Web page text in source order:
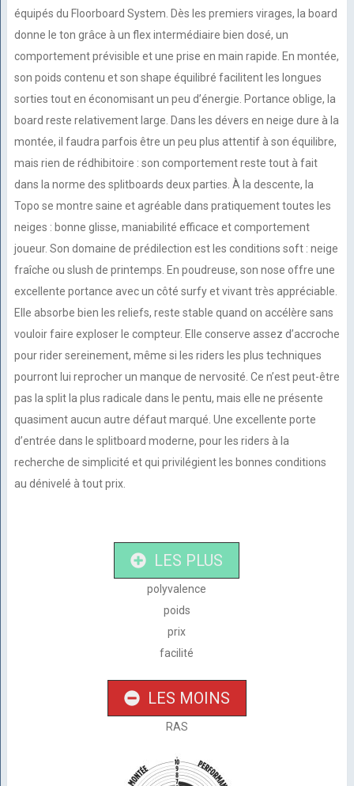
équipés du Floorboard System. Dès les premiers virages, la board
donne le ton grâce à un flex intermédiaire bien dosé, un
comportement prévisible et une prise en main rapide. En montée,
son poids contenu et son shape équilibré facilitent les longues
sorties tout en économisant un peu d’énergie. Portance oblige, la
board reste relativement large. Dans les dévers en neige dure à la
montée, il faudra parfois être un peu plus attentif à son équilibre,
mais rien de rédhibitoire : son comportement reste tout à fait
dans la norme des splitboards deux parties. À la descente, la
Topo se montre saine et agréable dans pratiquement toutes les
neiges : bonne glisse, maniabilité efficace et comportement
joueur. Son domaine de prédilection est les conditions soft : neige
fraîche ou slush de printemps. En poudreuse, son nose offre une
excellente portance avec un côté surfy et vivant très appréciable.
Elle absorbe bien les reliefs, reste stable quand on accélère sans
vouloir faire exploser le compteur. Elle conserve assez d’accroche
pour rider sereinement, même si les riders les plus techniques
pourront lui reprocher un manque de nervosité. Ce n’est peut-être
pas la split la plus radicale dans le pentu, mais elle ne présente
quasiment aucun autre défaut marqué. Une excellente porte
d’entrée dans le splitboard moderne, pour les riders à la
recherche de simplicité et qui privilégient les bonnes conditions
au dénivelé à tout prix.
LES PLUS
polyvalence
poids
prix
facilité
LES MOINS
RAS